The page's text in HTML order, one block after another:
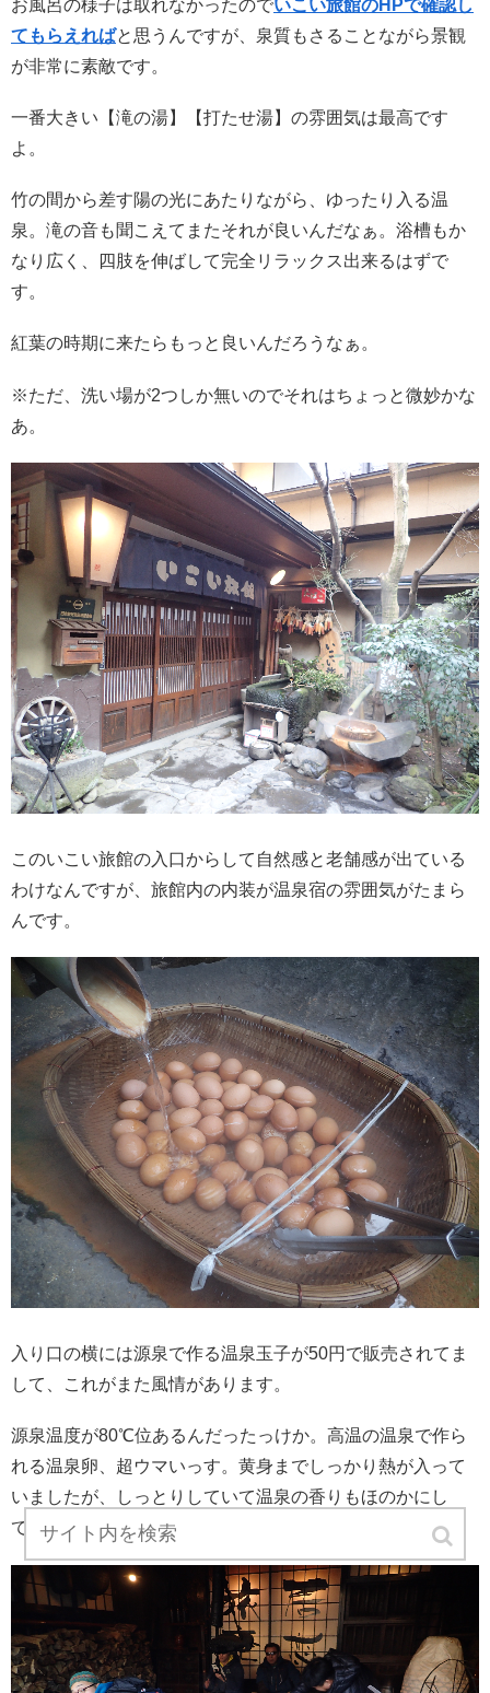
お風呂の様子は取れなかったのでいこい旅館のHPで確認し
てもらえればと思うんですが、泉質もさることながら景観
が非常に素敵です。
一番大きい【滝の湯】【打たせ湯】の雰囲気は最高です
よ。
竹の間から差す陽の光にあたりながら、ゆったり入る温
泉。滝の音も聞こえてまたそれが良いんだなぁ。浴槽もか
なり広く、四肢を伸ばして完全リラックス出来るはずで
す。
紅葉の時期に来たらもっと良いんだろうなぁ。
※ただ、洗い場が2つしか無いのでそれはちょっと微妙かな
あ。
このいこい旅館の入口からして自然感と老舗感が出ている
わけなんですが、旅館内の内装が温泉宿の雰囲気がたまら
んです。
入り口の横には源泉で作る温泉玉子が50円で販売されてま
して、これがまた風情があります。
源泉温度が80℃位あるんだったっけか。高温の温泉で作ら
れる温泉卵、超ウマいっす。黄身までしっかり熱が入って
いましたが、しっとりしていて温泉の香りもほのかにし
て。是非食べて欲しい。